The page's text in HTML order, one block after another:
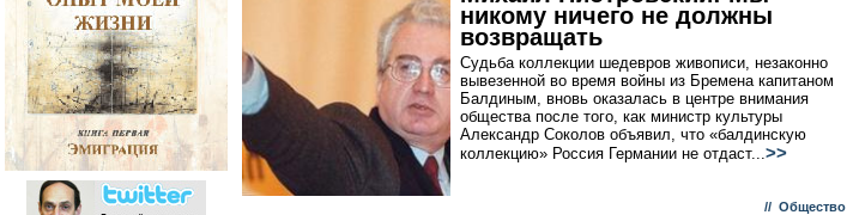
никому ничего не должны
возвращать
Судьба коллекции шедевров живописи, незаконно
вывезенной во время войны из Бремена капитаном
Балдиным, вновь оказалась в центре внимания
общества после того, как министр культуры
Александр Соколов объявил, что «балдинскую
коллекцию» Россия Германии не отдаст...>>
// Общество